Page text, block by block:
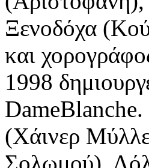
Ξενοδόχα
και
1998
DameBlanche.
(Χάινερ
Σολωμού),